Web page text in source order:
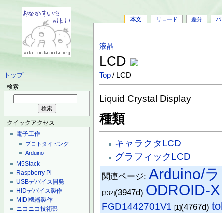
トップ
検索
クイックアクセス
電子工作
プロトタイピング
Arduino
M5Stack
Raspberry Pi
USBデバイス開発
HIDデバイス製作
MIDI機器製作
ニコニコ技術部
本文 リロード 差分 バ
液晶
LCD
Top / LCD
Liquid Crystal Display
種類
キャラクタLCD
グラフィックLCD
関連ページ:Arduino/
[332](3947d) ODROID-X
FGD1442701V1 [1](4767d)